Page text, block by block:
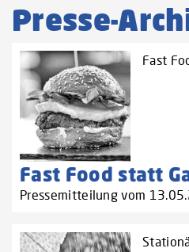
Presse-
Fast
Fast Food statt
Pressemitteilung vom